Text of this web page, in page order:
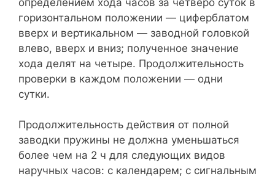
горизонтальном положении — циферблатом
вверх и вертикальном — заводной головкой
влево, вверх и вниз; полученное значение
хода делят на четыре. Продолжительность
проверки в каждом положении — одни
сутки.
Продолжительность действия от полной
заводки пружины не должна уменьшаться
более чем на 2 ч для следующих видов
наручных часов: с календарем; с сигнальным